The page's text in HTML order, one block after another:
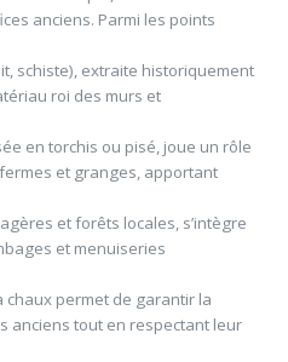
anciens. Parmi les points
schiste), extraite historiquement
roi des murs et
en torchis ou pisé, joue un rôle
et granges, apportant
et forêts locales, s’intègre
et menuiseries
chaux permet de garantir la
anciens tout en respectant leur